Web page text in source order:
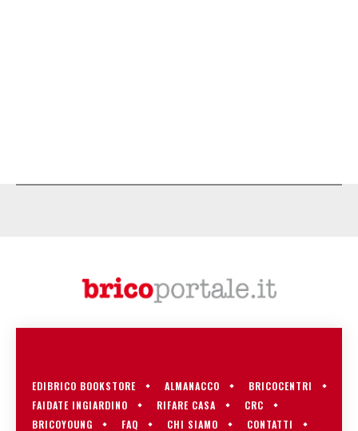
EDIBRICO BOOKSTORE ALMANACCO
BRICOCENTRI
FAIDATE INGIARDINO
RIFARE CASA
CRC
BRICOYOUNG
FAQ CHI SIAMO CONTATTI